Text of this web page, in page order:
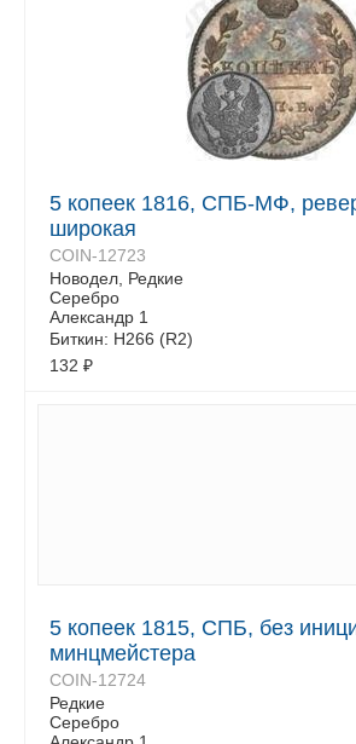
5 копеек 1816, СПБ-МФ,
широкая
COIN-12723
Новодел, Редкие
Серебро
Александр 1
Биткин: H266 (R2)
132 ₽
5 копеек 1815, СПБ, без
минцмейстера
COIN-12724
Редкие
Серебро